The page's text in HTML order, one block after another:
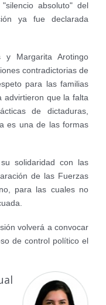
absoluto" del
ya fue declarada
y Margarita Arotingo
contradictorias de
para las familias
advirtieron que la falta
de dictaduras,
es una de las formas
solidaridad con las
de las Fuerzas
para las cuales no
volverá a convocar
de control político el